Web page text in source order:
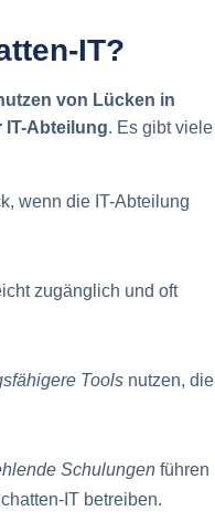
IT?
von Lücken in
Abteilung. Es gibt viele
wenn die IT-Abteilung
zugänglich und oft
Tools nutzen, die
Schulungen führen
IT betreiben.